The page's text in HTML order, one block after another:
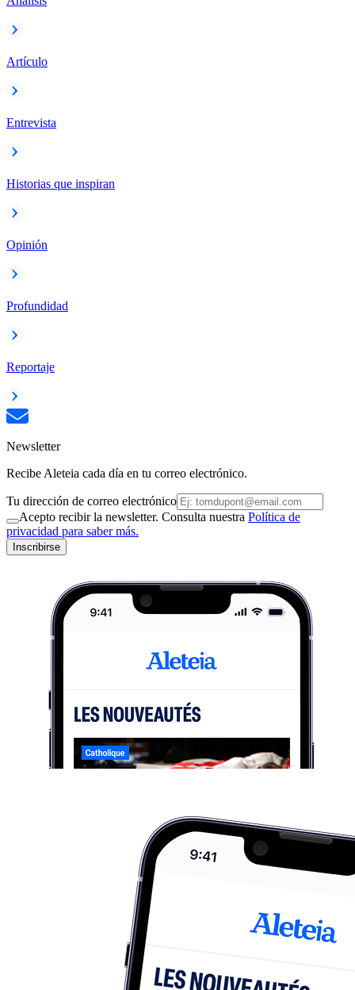
Artículo
Entrevista
Historias que inspiran
Opinión
Profundidad
Reportaje
Newsletter
Recibe Aleteia cada día en tu correo electrónico.
Tu dirección de correo electrónico
Acepto recibir la newsletter. Consulta nuestra Política de
privacidad para saber más.
Inscribirse